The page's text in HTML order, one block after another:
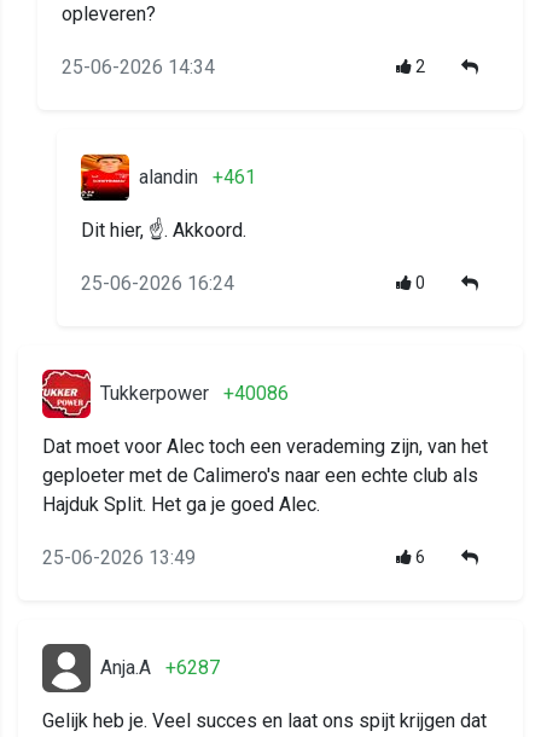
opleveren?
25-06-2026 14:34 2
alandin +461
Dit hier, ☝. Akkoord.
25-06-2026 16:24 0
Tukkerpower +40086
Dat moet voor Alec toch een verademing zijn, van het
geploeter met de Calimero's naar een echte club als
Hajduk Split. Het ga je goed Alec.
25-06-2026 13:49 6
Anja.A +6287
Gelijk heb je. Veel succes en laat ons spijt krijgen dat